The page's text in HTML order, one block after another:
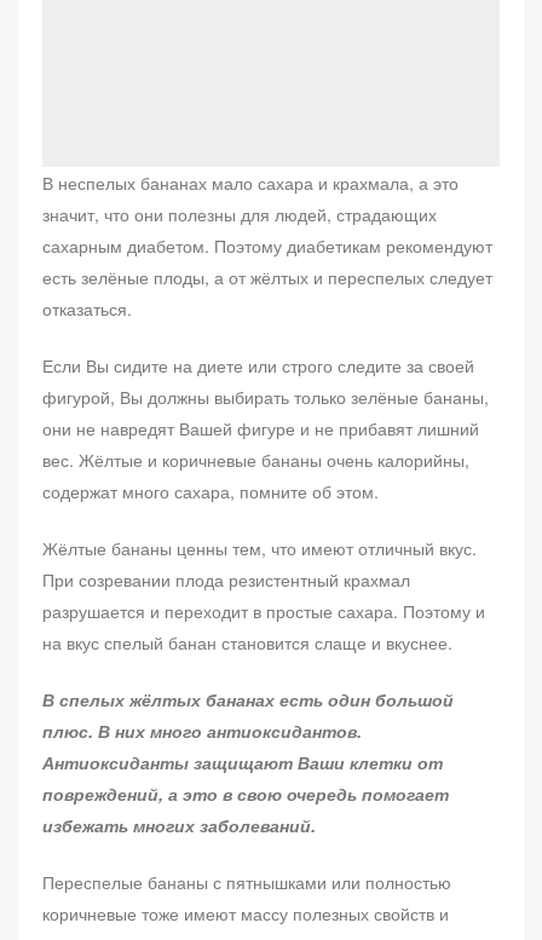
В неспелых бананах мало сахара и крахмала, а это
значит, что они полезны для людей, страдающих
сахарным диабетом. Поэтому диабетикам рекомендуют
есть зелёные плоды, а от жёлтых и переспелых следует
отказаться.
Если Вы сидите на диете или строго следите за своей
фигурой, Вы должны выбирать только зелёные бананы,
они не навредят Вашей фигуре и не прибавят лишний
вес. Жёлтые и коричневые бананы очень калорийны,
содержат много сахара, помните об этом.
Жёлтые бананы ценны тем, что имеют отличный вкус.
При созревании плода резистентный крахмал
разрушается и переходит в простые сахара. Поэтому и
на вкус спелый банан становится слаще и вкуснее.
В спелых жёлтых бананах есть один большой
плюс. В них много антиоксидантов.
Антиоксиданты защищают Ваши клетки от
повреждений, а это в свою очередь помогает
избежать многих заболеваний.
Переспелые бананы с пятнышками или полностью
коричневые тоже имеют массу полезных свойств и